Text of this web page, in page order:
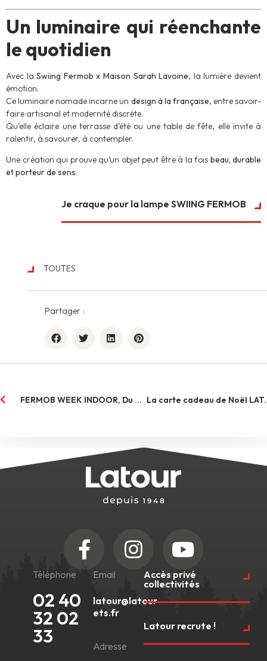
Un luminaire qui réenchante
le quotidien
Avec laSwiing Fermob x Maison Sarah Lavoine, la lumière devient
émotion.
Ce luminaire nomade incarne un design à la française, entre savoir-
faire artisanal et modernité discrète.
Qu’elle éclaire une terrasse d’été ou une table de fête, elle invite à
ralentir, à savourer, à contempler.
Une création qui prouve qu’un objet peut être à la fois beau, durable
et porteur de sens.
Je craque pour la lampe SWIING FERMOB
TOUTES
Partager :
FERMOB WEEK INDOOR, Du 22 octobre au 11 novembre 2025 La carte
Téléphone
02 40
32 02
33
Email
latour@latour-
ets.fr
Adresse
Accès privé
collectivités
Latour recrute !